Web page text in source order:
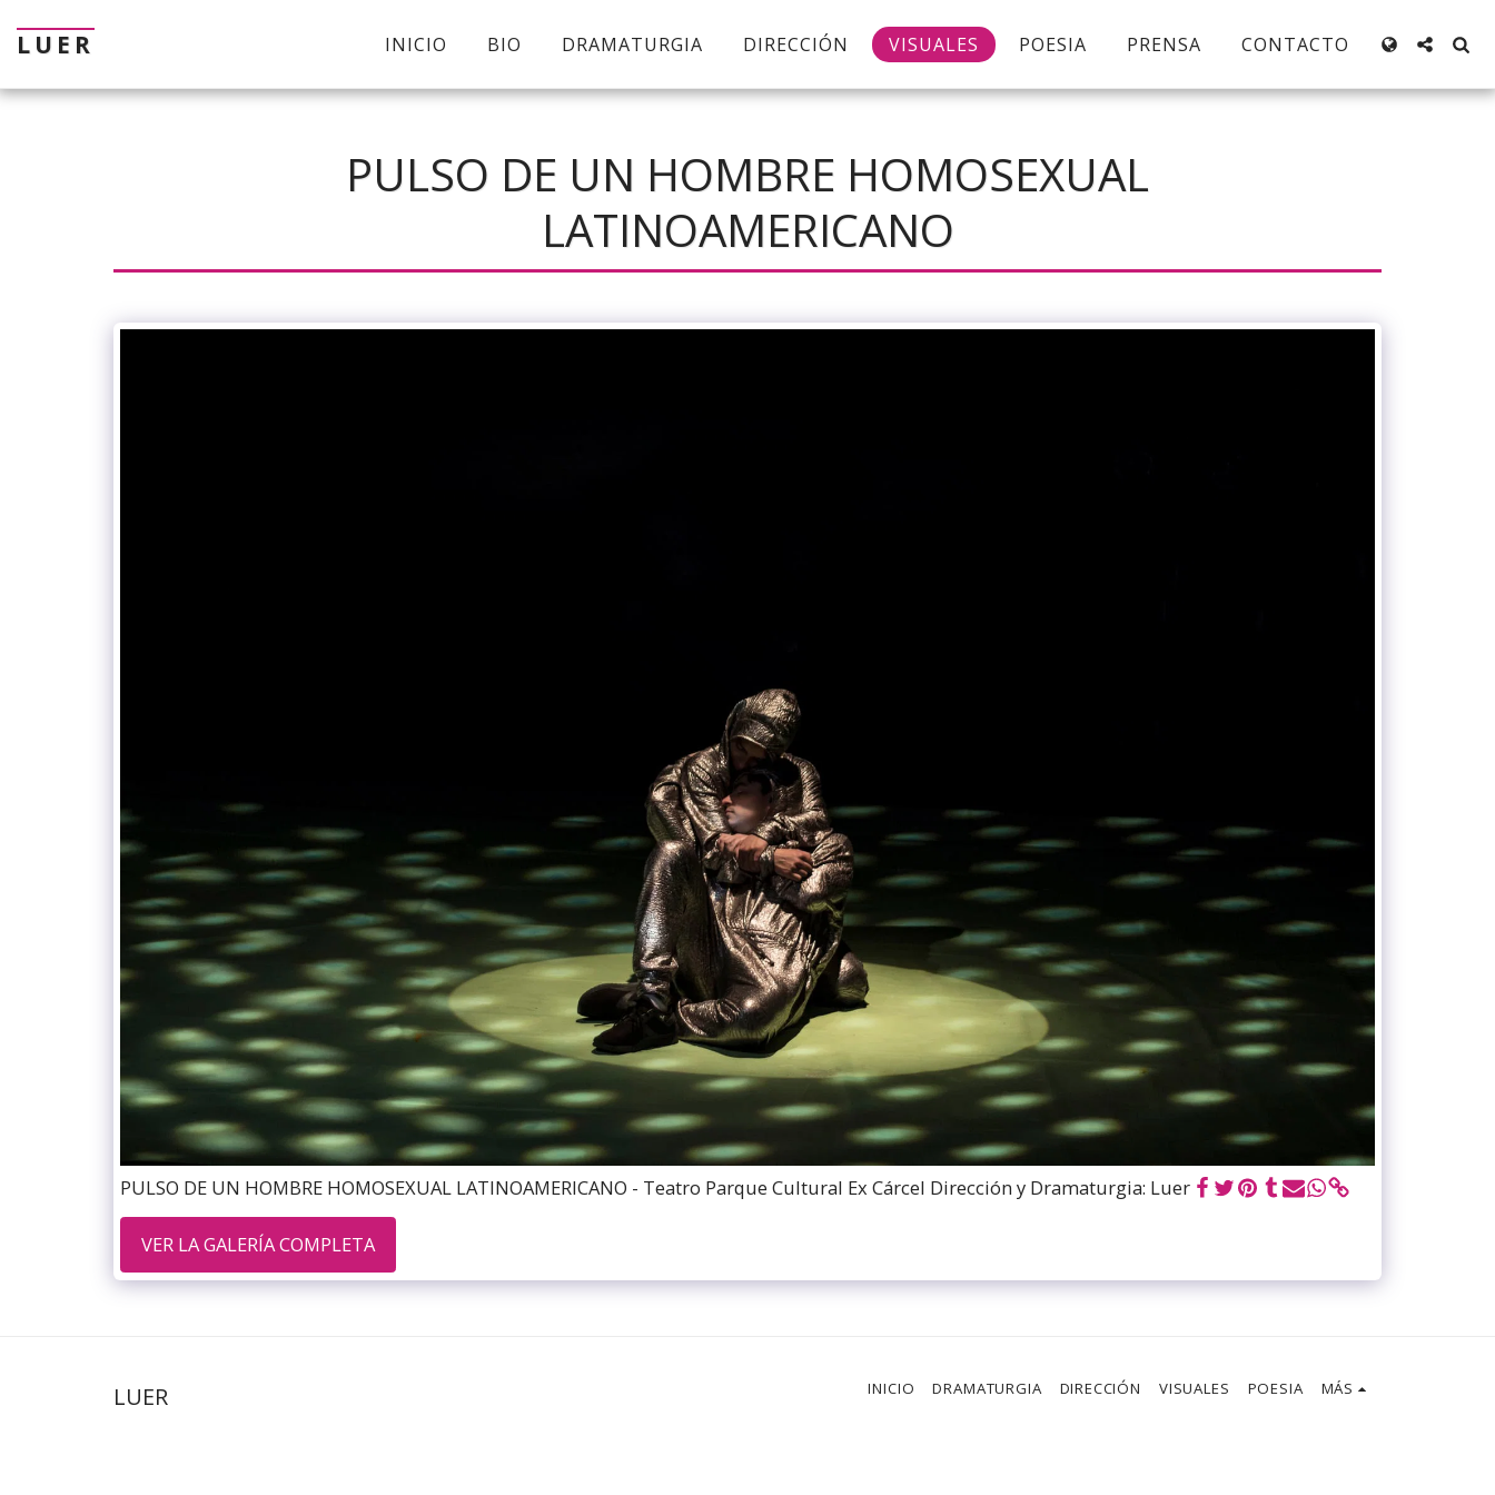
LUER INICIO BIO DRAMATURGIA DIRECCIÓN VISUALES POESIA PRENSA CONTACTO
PULSO DE UN HOMBRE HOMOSEXUAL
LATINOAMERICANO
PULSO DE UN HOMBRE HOMOSEXUAL LATINOAMERICANO - Teatro Parque Cultural Ex Cárcel Dirección y Dramaturgia: Luer
VER LA GALERÍA COMPLETA
LUER INICIO DRAMATURGIA DIRECCIÓN VISUALES POESIA MÁS